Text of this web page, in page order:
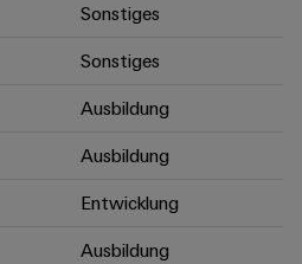
Sonstiges
Sonstiges
Ausbildung
Ausbildung
Entwicklung
Ausbildung